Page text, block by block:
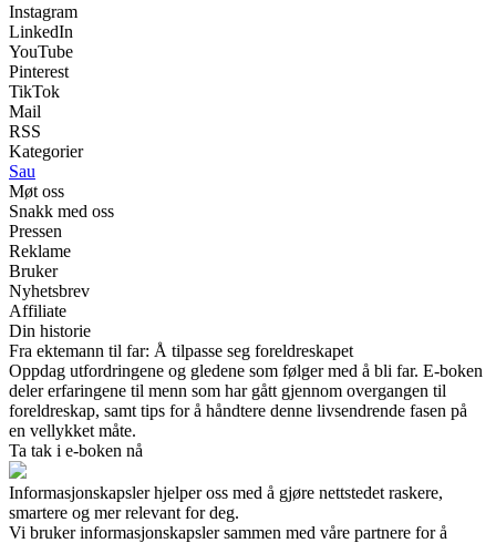
Instagram
LinkedIn
YouTube
Pinterest
TikTok
Mail
RSS
Kategorier
Sau
Møt oss
Snakk med oss
Pressen
Reklame
Bruker
Nyhetsbrev
Affiliate
Din historie
Fra ektemann til far: Å tilpasse seg foreldreskapet
Oppdag utfordringene og gledene som følger med å bli far. E-boken
deler erfaringene til menn som har gått gjennom overgangen til
foreldreskap, samt tips for å håndtere denne livsendrende fasen på
en vellykket måte.
Ta tak i e-boken nå
Informasjonskapsler hjelper oss med å gjøre nettstedet raskere,
smartere og mer relevant for deg.
Vi bruker informasjonskapsler sammen med våre partnere for å